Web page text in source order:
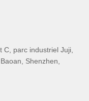
C, parc industriel Juji,
Shenzhen,